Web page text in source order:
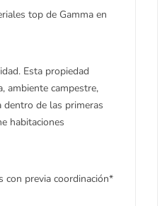
top de Gamma en
Esta propiedad
ambiente campestre,
dentro de las primeras
habitaciones
con previa coordinación*